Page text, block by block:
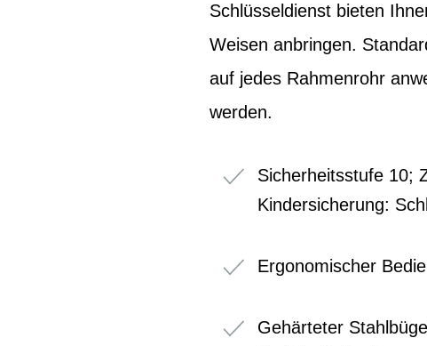
Schlüsseldienst bieten
Weisen anbringen.
auf jedes Rahmenrohr
werden.
Sicherheitsstufe 10;
Kindersicherung:
Ergonomischer
Gehärteter